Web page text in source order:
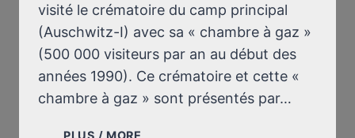
visité le crématoire du camp principal
(Auschwitz-I) avec sa « chambre à gaz »
(500 000 visiteurs par an au début des
années 1990). Ce crématoire et cette «
chambre à gaz » sont présentés par…
PLUS / MORE